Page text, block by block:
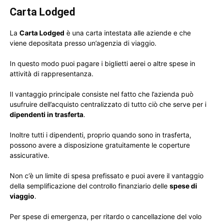
Carta Lodged
La Carta Lodged è una carta intestata alle aziende e che
viene depositata presso un’agenzia di viaggio.
In questo modo puoi pagare i biglietti aerei o altre spese in
attività di rappresentanza.
Il vantaggio principale consiste nel fatto che l’azienda può
usufruire dell’acquisto centralizzato di tutto ciò che serve per i
dipendenti in trasferta.
Inoltre tutti i dipendenti, proprio quando sono in trasferta,
possono avere a disposizione gratuitamente le coperture
assicurative.
Non c’è un limite di spesa prefissato e puoi avere il vantaggio
della semplificazione del controllo finanziario delle spese di
viaggio.
Per spese di emergenza, per ritardo o cancellazione del volo